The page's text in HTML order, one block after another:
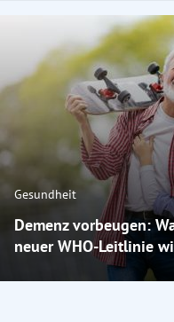
Gesundheit
Demenz vorbeugen:
neuer WHO-Leitlinie